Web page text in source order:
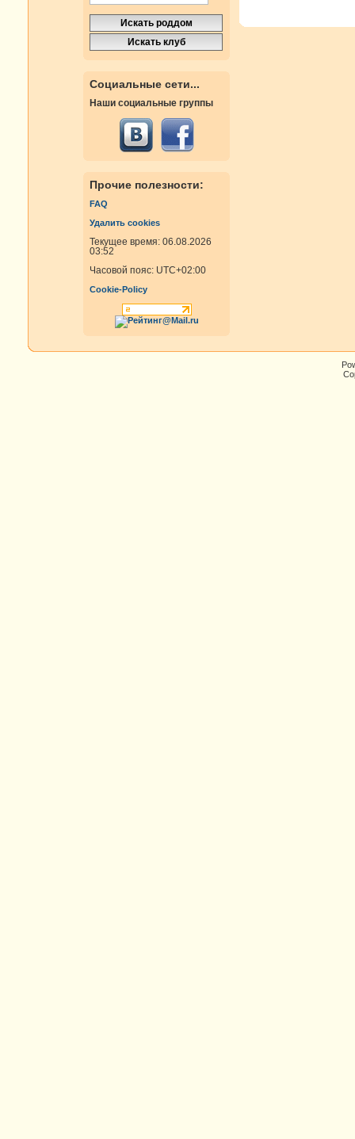
Социальные сети...
Наши социальные группы
Прочие полезности:
FAQ
Удалить cookies
Текущее время: 06.08.2026
03:52
Часовой пояс: UTC+02:00
Cookie-Policy